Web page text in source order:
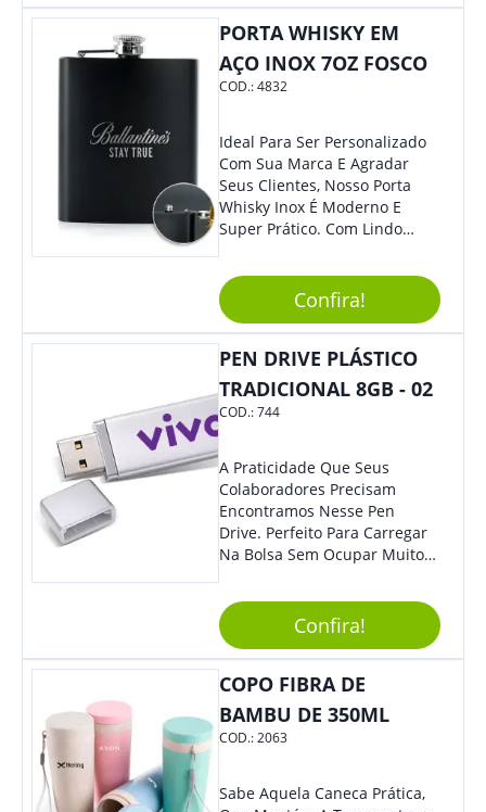
A Chance De Elevar A
Visibilidade De Sua Empresa!
PORTA WHISKY EM
AÇO INOX 7OZ FOSCO
COD.:4832
Ideal Para Ser Personalizado
Com Sua Marca E Agradar
Seus Clientes, Nosso Porta
Whisky Inox É Moderno E
Super Prático. Com Lindo
Grande Diferencial Em
Eventos E Feiras Corporativas.
Confira!
PEN DRIVE PLÁSTICO
TRADICIONAL 8GB - 02
COD.:744
A Praticidade Que Seus
Colaboradores Precisam
Encontramos Nesse Pen
Drive. Perfeito Para Carregar
Na Bolsa Sem Ocupar Muito
Qualquer Lugar Todos Os
Arquivos Desejados. Ideal
Para Oferecer Em Eventos E
Feiras De Exposições.
Confira!
COPO FIBRA DE
BAMBU DE 350ML
COD.:2063
Sabe Aquela Caneca Prática,